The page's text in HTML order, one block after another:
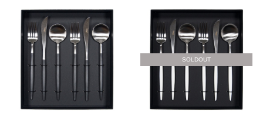
SOLDOUT